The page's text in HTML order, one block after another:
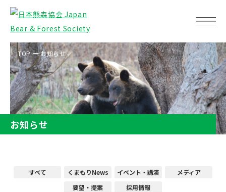
TOP お知らせ
お知らせ
すべて くまもりNews イベント・講演
メディア
要望・提案
採用情報